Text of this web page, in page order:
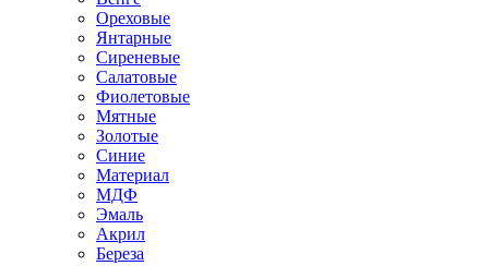
Ореховые
Янтарные
Сиреневые
Салатовые
Фиолетовые
Мятные
Золотые
Синие
Материал
МДФ
Эмаль
Акрил
Береза